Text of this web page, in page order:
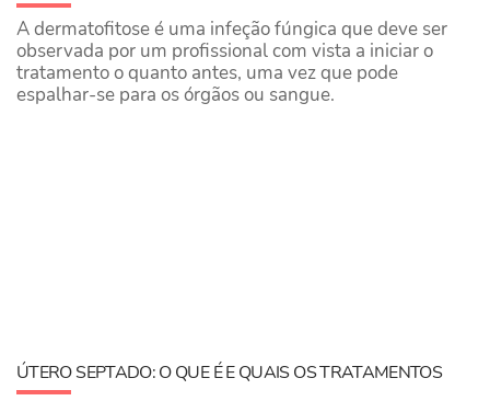
A dermatofitose é uma infeção fúngica que deve ser
observada por um profissional com vista a iniciar o
tratamento o quanto antes, uma vez que pode
espalhar-se para os órgãos ou sangue.
ÚTERO SEPTADO: O QUE É E QUAIS OS TRATAMENTOS